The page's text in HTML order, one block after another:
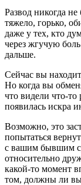
Развод никогда
тяжело, горько,
даже у тех, кто
через жгучую
дальше.
Сейчас вы
Но когда вы
что видели что-то
появилась искра
Возможно, это
попытаться
с вашим бывшим
относительно
какой-то момент
том, должны ли